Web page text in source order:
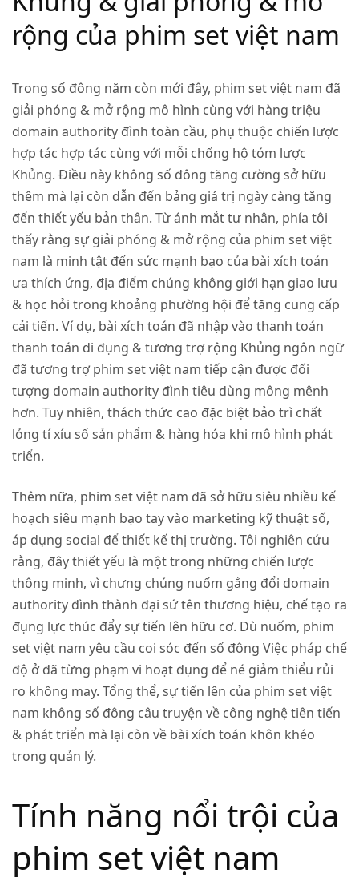
rộng của phim set việt nam
Trong số đông năm còn mới đây, phim set việt nam đã
giải phóng & mở rộng mô hình cùng với hàng triệu
domain authority đình toàn cầu, phụ thuộc chiến lược
hợp tác hợp tác cùng với mỗi chống hộ tóm lược
Khủng. Điều này không số đông tăng cường sở hữu
thêm mà lại còn dẫn đến bảng giá trị ngày càng tăng
đến thiết yếu bản thân. Từ ánh mắt tư nhân, phía tôi
thấy rằng sự giải phóng & mở rộng của phim set việt
nam là minh tật đến sức mạnh bạo của bài xích toán
ưa thích ứng, địa điểm chúng không giới hạn giao lưu
& học hỏi trong khoảng phường hội để tăng cung cấp
cải tiến. Ví dụ, bài xích toán đã nhập vào thanh toán
thanh toán di đụng & tương trợ rộng Khủng ngôn ngữ
đã tương trợ phim set việt nam tiếp cận được đối
tượng domain authority đình tiêu dùng mông mênh
hơn. Tuy nhiên, thách thức cao đặc biệt bảo trì chất
lỏng tí xíu số sản phẩm & hàng hóa khi mô hình phát
triển.
Thêm nữa, phim set việt nam đã sở hữu siêu nhiều kế
hoạch siêu mạnh bạo tay vào marketing kỹ thuật số,
áp dụng social để thiết kế thị trường. Tôi nghiên cứu
rằng, đây thiết yếu là một trong những chiến lược
thông minh, vì chưng chúng nuốm gắng đổi domain
authority đình thành đại sứ tên thương hiệu, chế tạo ra
đụng lực thúc đẩy sự tiến lên hữu cơ. Dù nuốm, phim
set việt nam yêu cầu coi sóc đến số đông Việc pháp chế
độ ở đã từng phạm vi hoạt đụng để né giảm thiểu rủi
ro không may. Tổng thể, sự tiến lên của phim set việt
nam không số đông câu truyện về công nghệ tiên tiến
& phát triển mà lại còn về bài xích toán khôn khéo
trong quản lý.
Tính năng nổi trội của
phim set việt nam